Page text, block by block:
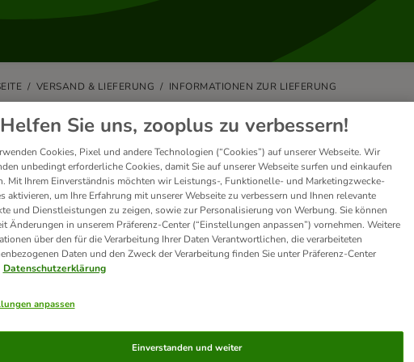
VERSAND & LIEFERUNG INFORMATIONEN ZUR LIEFERUNG
ist, wenn ich nicht Zuhause bin,
werden soll?
bei der Zustellung nicht zu Hause sind, hinterlässt unser Zustellpartner Ihre
Ort oder bei einem Nachbarn. Der Zusteller hinterlässt eine Karte, auf der
keinen sicheren Ort angegeben haben oder es nicht möglich ist, Ihr Paket bei
erneut versucht, normalerweise am nächsten Werktag oder das Paket wird
hinterlegt.
Helfen Sie uns, zooplus zu verbessern!
Cookies, Pixel und andere Technologien (“Cookies”) auf unserer Webseite. Wir
unbedingt erforderliche Cookies, damit Sie auf unserer Webseite surfen und einkaufen
Mit Ihrem Einverständnis möchten wir Leistungs-, Funktionelle- und Marketingzwecke-
aktivieren, um Ihre Erfahrung mit unserer Webseite zu verbessern und Ihnen relevante
und Dienstleistungen zu zeigen, sowie zur Personalisierung von Werbung. Sie können
Änderungen in unserem Präferenz-Center (“Einstellungen anpassen”) vornehmen. Weitere
über den für die Verarbeitung Ihrer Daten Verantwortlichen, die verarbeiteten
Daten und den Zweck der Verarbeitung finden Sie unter Präferenz-Center
Datenschutzerklärung
anpassen
Einverstanden und weiter